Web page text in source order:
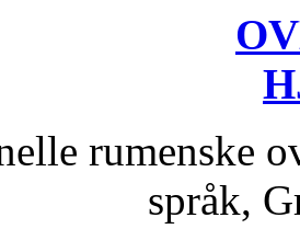
rumenske
språk,